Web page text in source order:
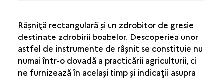
Râşniţă rectangulară şi un zdrobitor de gresie
destinate zdrobirii boabelor. Descoperiea unor
astfel de instrumente de râşnit se constituie nu
numai într-o dovadă a practicării agriculturii, ci
ne furnizează în acelaşi timp şi indicaţii asupra